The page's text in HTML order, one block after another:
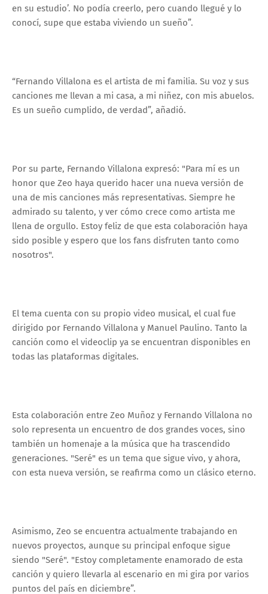
en su estudio’. No podía creerlo, pero cuando llegué y lo
conocí, supe que estaba viviendo un sueño”.
“Fernando Villalona es el artista de mi familia. Su voz y sus
canciones me llevan a mi casa, a mi niñez, con mis abuelos.
Es un sueño cumplido, de verdad”, añadió.
Por su parte, Fernando Villalona expresó: "Para mí es un
honor que Zeo haya querido hacer una nueva versión de
una de mis canciones más representativas. Siempre he
admirado su talento, y ver cómo crece como artista me
llena de orgullo. Estoy feliz de que esta colaboración haya
sido posible y espero que los fans disfruten tanto como
nosotros".
El tema cuenta con su propio video musical, el cual fue
dirigido por Fernando Villalona y Manuel Paulino. Tanto la
canción como el videoclip ya se encuentran disponibles en
todas las plataformas digitales.
Esta colaboración entre Zeo Muñoz y Fernando Villalona no
solo representa un encuentro de dos grandes voces, sino
también un homenaje a la música que ha trascendido
generaciones. "Seré" es un tema que sigue vivo, y ahora,
con esta nueva versión, se reafirma como un clásico eterno.
Asimismo, Zeo se encuentra actualmente trabajando en
nuevos proyectos, aunque su principal enfoque sigue
siendo "Seré". "Estoy completamente enamorado de esta
canción y quiero llevarla al escenario en mi gira por varios
puntos del país en diciembre”.